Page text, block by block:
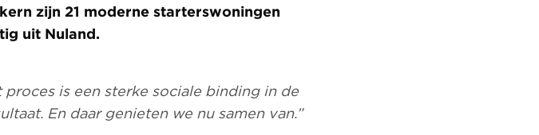
zijn 21 moderne starterswoningen
uit Nuland.
is een sterke sociale binding in de
En daar genieten we nu samen van.”